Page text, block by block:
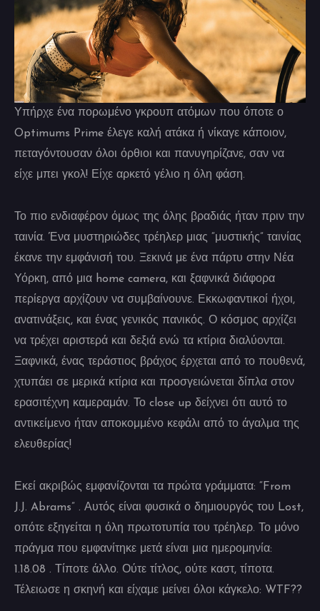
Υπήρχε ένα πορωμένο γκρουπ ατόμων που όποτε ο
Optimums Prime έλεγε καλή ατάκα ή νίκαγε κάποιον,
πεταγόντουσαν όλοι όρθιοι και πανυγηρίζανε, σαν να
είχε μπει γκολ! Είχε αρκετό γέλιο η όλη φάση.
Το πιο ενδιαφέρον όμως της όλης βραδιάς ήταν πριν την
ταινία. Ένα μυστηριώδες τρέηλερ μιας “μυστικής” ταινίας
έκανε την εμφάνισή του. Ξεκινά με ένα πάρτυ στην Νέα
Υόρκη, από μια home camera, και ξαφνικά διάφορα
περίεργα αρχίζουν να συμβαίνουνε. Εκκωφαντικοί ήχοι,
ανατινάξεις, και ένας γενικός πανικός. Ο κόσμος αρχίζει
να τρέχει αριστερά και δεξιά ενώ τα κτίρια διαλύονται.
Ξαφνικά, ένας τεράστιος βράχος έρχεται από το πουθενά,
χτυπάει σε μερικά κτίρια και προσγειώνεται δίπλα στον
ερασιτέχνη καμεραμάν. Το close up δείχνει ότι αυτό το
αντικείμενο ήταν αποκομμένο κεφάλι από το άγαλμα της
ελευθερίας!
Εκεί ακριβώς εμφανίζονται τα πρώτα γράμματα: “From
J.J. Abrams” . Αυτός είναι φυσικά ο δημιουργός του Lost,
οπότε εξηγείται η όλη πρωτοτυπία του τρέηλερ. Το μόνο
πράγμα που εμφανίτηκε μετά είναι μια ημερομηνία:
1.18.08 . Τίποτε άλλο. Ούτε τίτλος, ούτε καστ, τίποτα.
Τέλειωσε η σκηνή και είχαμε μείνει όλοι κάγκελο: WTF??